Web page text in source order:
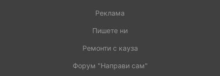
Реклама
Пишете ни
Ремонти с кауза
Форум "Направи сам"